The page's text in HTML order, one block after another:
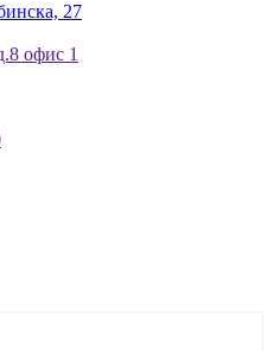
27
офис 1